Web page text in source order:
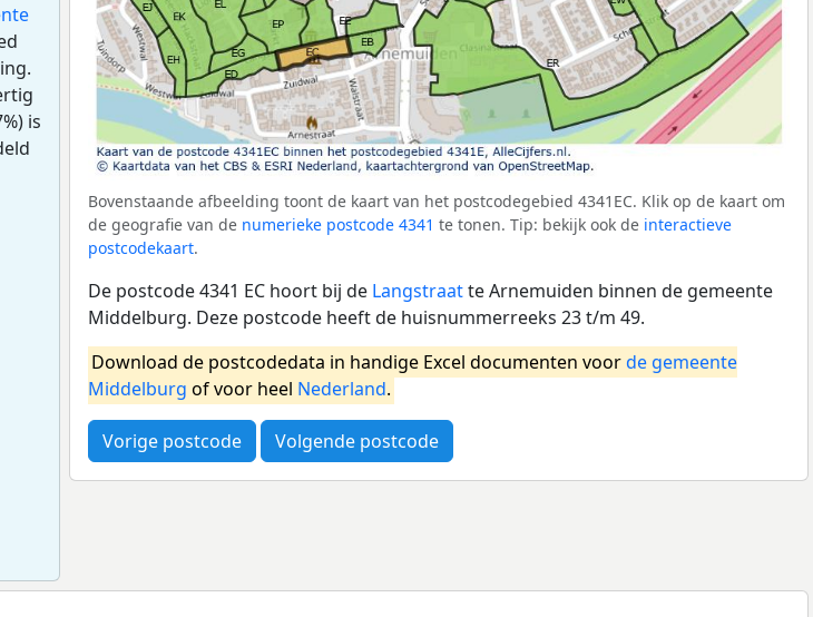
is
Bovenstaande afbeelding toont de kaart van het postcodegebied 4341EC. Klik op de kaart om
de geografie van de numerieke postcode 4341 te tonen. Tip: bekijk ook de interactieve
postcodekaart.
De postcode 4341 EC hoort bij de Langstraatte Arnemuiden binnen de gemeente
Middelburg. Deze postcode heeft de huisnummerreeks 23 t/m 49.
Download de postcodedata in handige Excel documenten voorde gemeente
Middelburg of voor heel Nederland.
Vorige postcode Volgende postcode